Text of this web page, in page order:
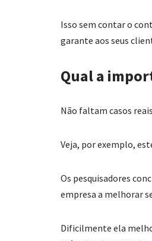
Isso sem contar o
garante aos seus
Qual a
Não faltam casos
Veja, por exemplo,
Os pesquisadores
empresa a melhorar
Dificilmente ela